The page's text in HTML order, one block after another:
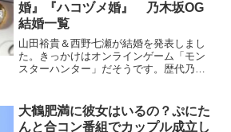
婚』『ハコヅメ婚』 乃木坂OG
結婚一覧
山田裕貴＆西野七瀬が結婚を発表しまし
た。きっかけはオンラインゲーム「モン
スターハンター」だそうです。歴代乃木
大鶴肥満に彼女はいるの？ぷにた
んと合コン番組でカップル成立し